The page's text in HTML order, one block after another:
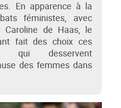
En apparence à la
féministes, avec
Caroline de Haas, le
fait des choix ces
qui desservent
des femmes dans